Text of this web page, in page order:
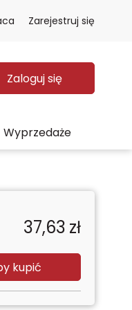
Zarejestruj się
Zaloguj się
Wyprzedaże
37,63 zł
kupić